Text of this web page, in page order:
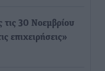
30 Νοεμβρίου
επιχειρήσεις»